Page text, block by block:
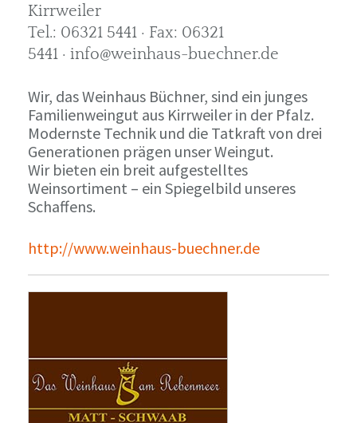
Kirrweiler
Tel.: 06321 5441 · Fax: 06321
5441 · info@weinhaus-buechner.de
Wir, das Weinhaus Büchner, sind ein junges
Familienweingut aus Kirrweiler in der Pfalz.
Modernste Technik und die Tatkraft von drei
Generationen prägen unser Weingut.
Wir bieten ein breit aufgestelltes
Weinsortiment – ein Spiegelbild unseres
Schaffens.
http://www.weinhaus-buechner.de